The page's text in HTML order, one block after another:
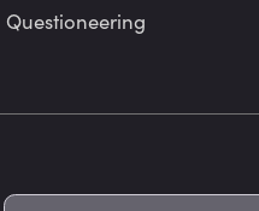
Questioneering